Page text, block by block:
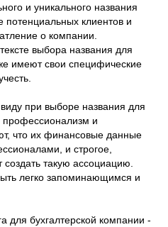
и уникального названия
потенциальных клиентов и
о компании.
выбора названия для
имеют свои специфические
при выборе названия для
профессионализм и
что их финансовые данные
и строгое,
такую ассоциацию.
легко запоминающимся и
для бухгалтерской компании -